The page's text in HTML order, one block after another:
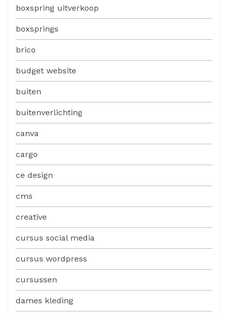
boxspring uitverkoop
boxsprings
brico
budget website
buiten
buitenverlichting
canva
cargo
ce design
cms
creative
cursus social media
cursus wordpress
cursussen
dames kleding